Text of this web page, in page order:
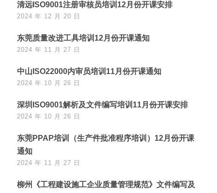
清远ISO9001注册审核员培训12月份开课安排
2024 年 12 月 20 日
东莞质量改进工具培训12月份开课通知
2024 年 11 月 27 日
中山ISO22000内审员培训11月份开课通知
2024 年 10 月 26 日
深圳ISO9001解析及文件编写培训11月份开课安排
2024 年 10 月 26 日
东莞PPAP培训（生产件批准程序培训）12月份开课
通知
2024 年 11 月 27 日
柳州《工程建设施工企业质量管理规范》文件编写及